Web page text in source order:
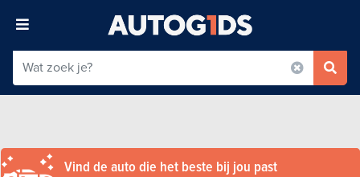
Vind de auto die het beste bij jou past